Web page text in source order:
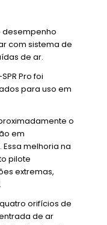
desempenho
com sistema de
de ar.
Pro foi
para uso em
o
em
melhoria na
pilote
extremas,
orifícios de
de ar